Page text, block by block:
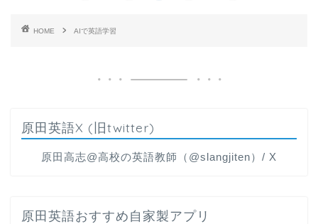
HOME AIで英語学習
原田英語X (旧twitter)
原田高志@高校の英語教師（@slangjiten）/ X
原田英語おすすめ自家製アプリ